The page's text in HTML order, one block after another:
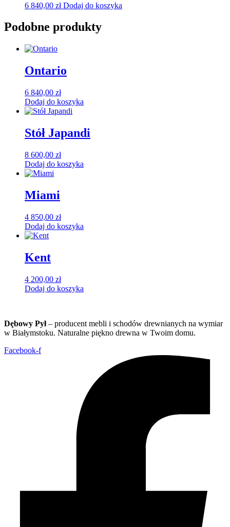
6 840,00 zł Dodaj do koszyka
Podobne produkty
Ontario
6 840,00 zł
Dodaj do koszyka
Stół Japandi
8 600,00 zł
Dodaj do koszyka
Miami
4 850,00 zł
Dodaj do koszyka
Kent
4 200,00 zł
Dodaj do koszyka
Dębowy Pył– producent mebli i schodów drewnianych na wymiar
w Białymstoku. Naturalne piękno drewna w Twoim domu.
Facebook-f